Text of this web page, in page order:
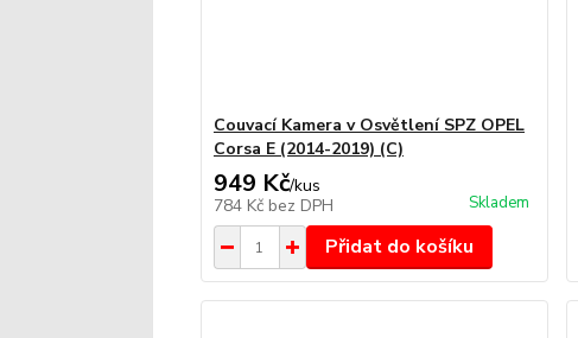
Couvací Kamera v Osvětlení SPZ OPEL
Corsa E (2014-2019) (C)
949 Kč/kus
784 Kč bez DPH Skladem
Přidat do košíku